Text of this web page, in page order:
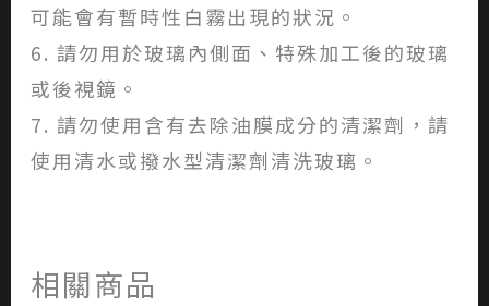
可能會有暫時性白霧出現的狀況。
6. 請勿用於玻璃內側面、特殊加工後的玻璃
或後視鏡。
7. 請勿使用含有去除油膜成分的清潔劑，請
使用清水或撥水型清潔劑清洗玻璃。
相關商品